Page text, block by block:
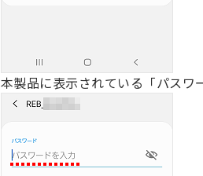
本製品に表示されている「パスワ